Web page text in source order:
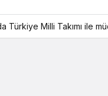
Türkiye Milli Takımı ile